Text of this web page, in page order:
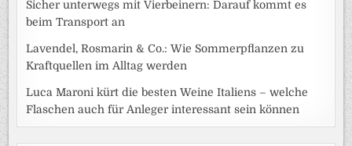
Sicher unterwegs mit Vierbeinern: Darauf kommt es
beim Transport an
Lavendel, Rosmarin & Co.: Wie Sommerpflanzen zu
Kraftquellen im Alltag werden
Luca Maroni kürt die besten Weine Italiens – welche
Flaschen auch für Anleger interessant sein können